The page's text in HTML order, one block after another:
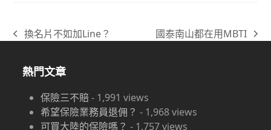
previous
換名片不如加Line？
next
國泰南山都在用MBTI
熱門文章
保險三不賠- 1,991 views
希望保險業務員退佣？ - 1,968views
可買大陸的保險嗎？ - 1,757views